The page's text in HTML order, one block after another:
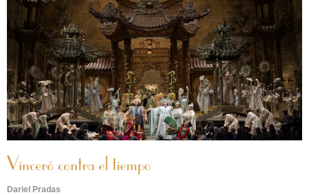
Vinceró contra el tiempo
Dariel Pradas